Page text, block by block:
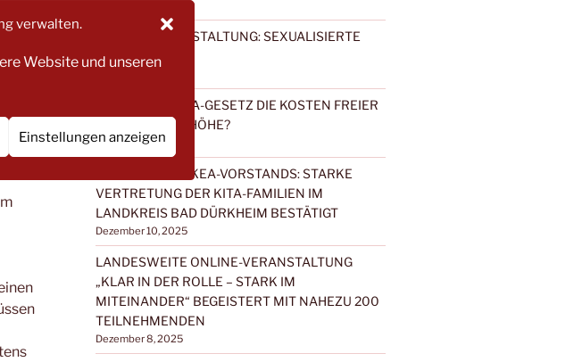
verwalten.
Website und unseren
Einstellungen anzeigen
Kita
ONLINE-VERANSTALTUNG: SEXUALISIERTE
GEWALT
TREIBT DAS KITA-GESETZ DIE KOSTEN FREIER
TRÄGER IN DIE HÖHE?
März 2, 2026
NEUWAHL DES KEA-VORSTANDS: STARKE
VERTRETUNG DER KITA-FAMILIEN IM
LANDKREIS BAD DÜRKHEIM BESTÄTIGT
Dezember 10, 2025
LANDESWEITE ONLINE-VERANSTALTUNG
„KLAR IN DER ROLLE – STARK IM
MITEINANDER“ BEGEISTERT MIT NAHEZU 200
TEILNEHMENDEN
Dezember 8, 2025